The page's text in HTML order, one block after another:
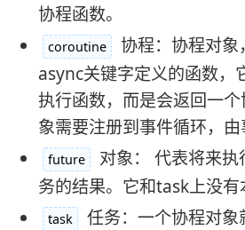
协程函数。
coroutine
协程：协程对象
async关键字定义的函数，
执行函数，而是会返回一
象需要注册到事件循环，由
future
对象： 代表将来
务的结果。它和task上没有
task
任务：一个协程对